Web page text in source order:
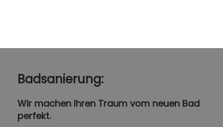
Badsanierung:
Wir machen Ihren Traum vom neuen Bad
perfekt.